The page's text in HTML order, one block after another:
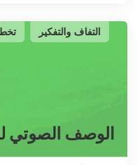
التفاف والتفكير
الوصف الصوتي